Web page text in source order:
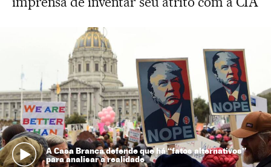
A Casa Branca defende que há “fatos alternativos”
para analisar a realidade